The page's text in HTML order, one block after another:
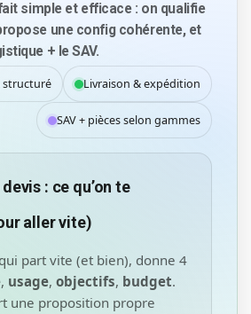
simple et efficace : on qualifie
une config cohérente, et
+ le SAV.
structuré Livraison & expédition
SAV + pièces selon gammes
: ce qu’on te
aller vite)
part vite (et bien), donne 4
, usage, objectifs, budget.
une proposition propre